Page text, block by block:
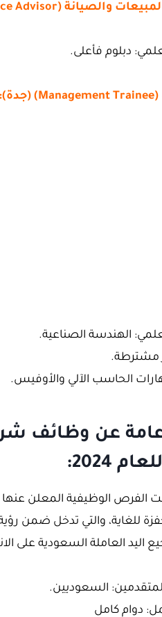
دبلوم فأعلى.
الهندسة الصناعية.
مشترطة.
الحاسب الآلي والأوفيس.
عن وظائف
2024:
الفرص الوظيفية المعلن
اليد العاملة السعودية على
السعوديين.
دوام كامل